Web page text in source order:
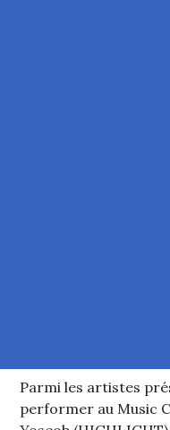
Parmi les artistes
performer au Music